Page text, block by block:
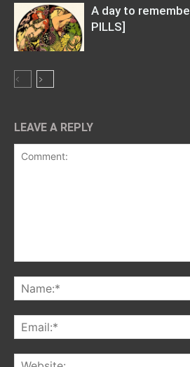
A day to
PILLS]
LEAVE A REPLY